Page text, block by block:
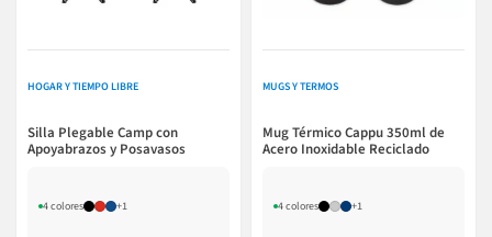
HOGAR Y TIEMPO LIBRE
Silla Plegable Camp con
Apoyabrazos y Posavasos
4 colores +1
MUGS Y TERMOS
Mug Térmico Cappu 350ml de
Acero Inoxidable Reciclado
4 colores +1